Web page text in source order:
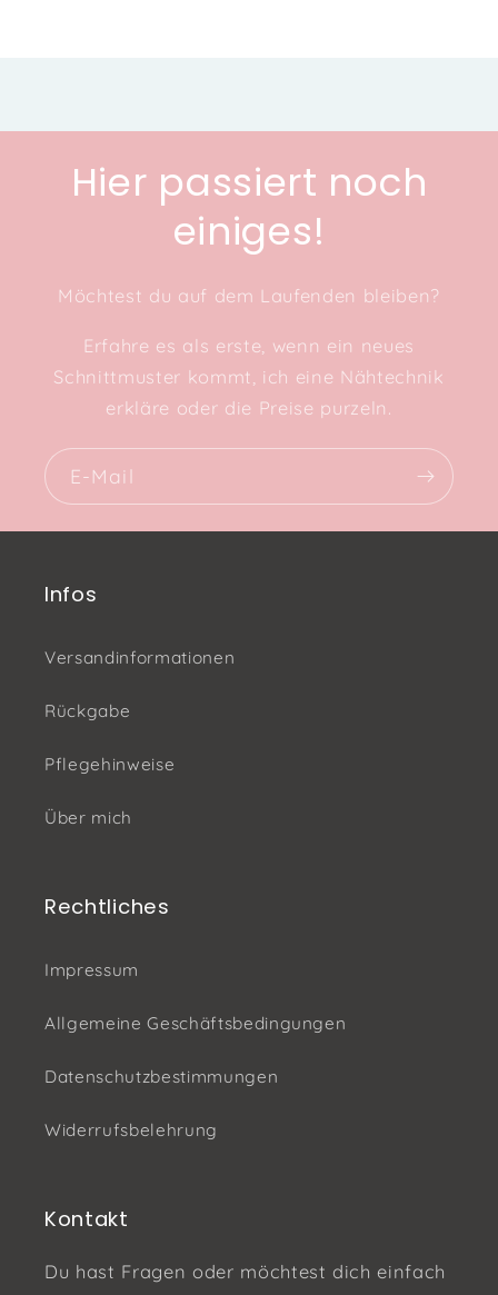
Hier passiert noch
einiges!
Möchtest du auf dem Laufenden bleiben?
Erfahre es als erste, wenn ein neues
Schnittmuster kommt, ich eine Nähtechnik
erkläre oder die Preise purzeln.
E-Mail
Infos
Versandinformationen
Rückgabe
Pflegehinweise
Über mich
Rechtliches
Impressum
Allgemeine Geschäftsbedingungen
Datenschutzbestimmungen
Widerrufsbelehrung
Kontakt
Du hast Fragen oder möchtest dich einfach